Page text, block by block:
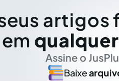
artigos
em
Assine o
Baixe